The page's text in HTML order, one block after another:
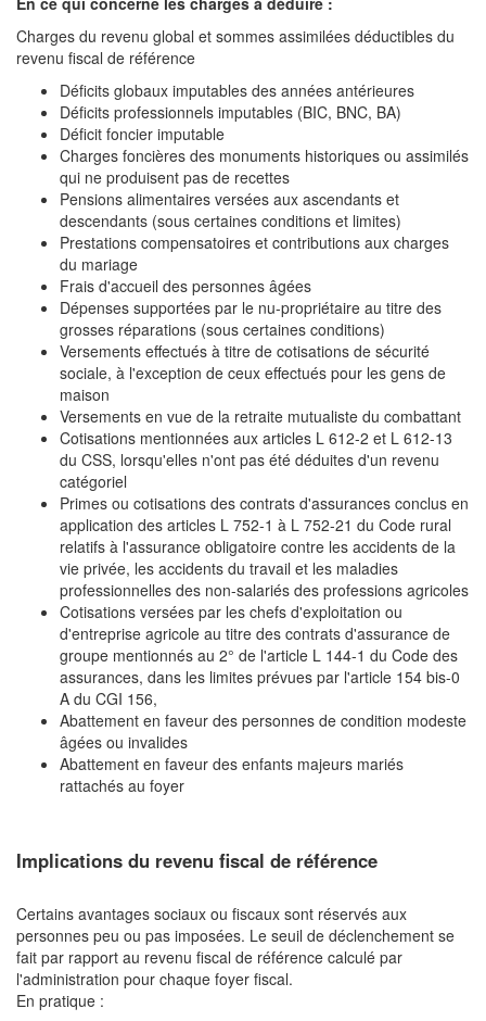
Charges du revenu global et sommes assimilées déductibles du
revenu fiscal de référence
Déficits globaux imputables des années antérieures
Déficits professionnels imputables (BIC, BNC, BA)
Déficit foncier imputable
Charges foncières des monuments historiques ou assimilés
qui ne produisent pas de recettes
Pensions alimentaires versées aux ascendants et
descendants (sous certaines conditions et limites)
Prestations compensatoires et contributions aux charges
du mariage
Frais d'accueil des personnes âgées
Dépenses supportées par le nu-propriétaire au titre des
grosses réparations (sous certaines conditions)
Versements effectués à titre de cotisations de sécurité
sociale, à l'exception de ceux effectués pour les gens de
maison
Versements en vue de la retraite mutualiste du combattant
Cotisations mentionnées aux articles L 612-2 et L 612-13
du CSS, lorsqu'elles n'ont pas été déduites d'un revenu
catégoriel
Primes ou cotisations des contrats d'assurances conclus en
application des articles L 752-1 à L 752-21 du Code rural
relatifs à l'assurance obligatoire contre les accidents de la
vie privée, les accidents du travail et les maladies
professionnelles des non-salariés des professions agricoles
Cotisations versées par les chefs d'exploitation ou
d'entreprise agricole au titre des contrats d'assurance de
groupe mentionnés au 2° de l'article L 144-1 du Code des
assurances, dans les limites prévues par l'article 154 bis-0
A du CGI 156,
Abattement en faveur des personnes de condition modeste
âgées ou invalides
Abattement en faveur des enfants majeurs mariés
rattachés au foyer
Implications du revenu fiscal de référence
Certains avantages sociaux ou fiscaux sont réservés aux
personnes peu ou pas imposées. Le seuil de déclenchement se
fait par rapport au revenu fiscal de référence calculé par
l'administration pour chaque foyer fiscal.
En pratique :